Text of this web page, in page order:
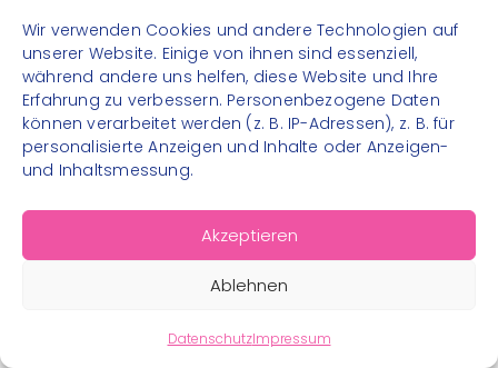
Wir verwenden Cookies und andere Technologien auf
unserer Website. Einige von ihnen sind essenziell,
während andere uns helfen, diese Website und Ihre
Erfahrung zu verbessern. Personenbezogene Daten
können verarbeitet werden (z. B. IP-Adressen), z. B. für
personalisierte Anzeigen und Inhalte oder Anzeigen-
und Inhaltsmessung.
Akzeptieren
Ablehnen
DatenschutzImpressum
Instagram
Facebook
© 2026 – Bewegungsland Steiermark gGmbH - Alle